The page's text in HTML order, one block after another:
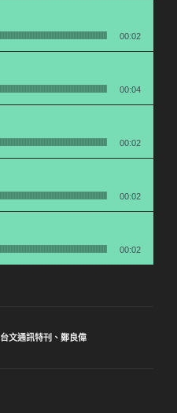
00:02
00:04
00:02
00:02
00:02
台文通訊特刊、 鄭良偉